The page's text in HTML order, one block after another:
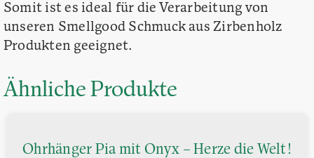
Somit ist es ideal für die Verarbeitung von
unseren Smellgood Schmuck aus Zirbenholz
Produkten geeignet.
Ähnliche Produkte
Ohrhänger Pia mit Onyx – Herze die Welt!